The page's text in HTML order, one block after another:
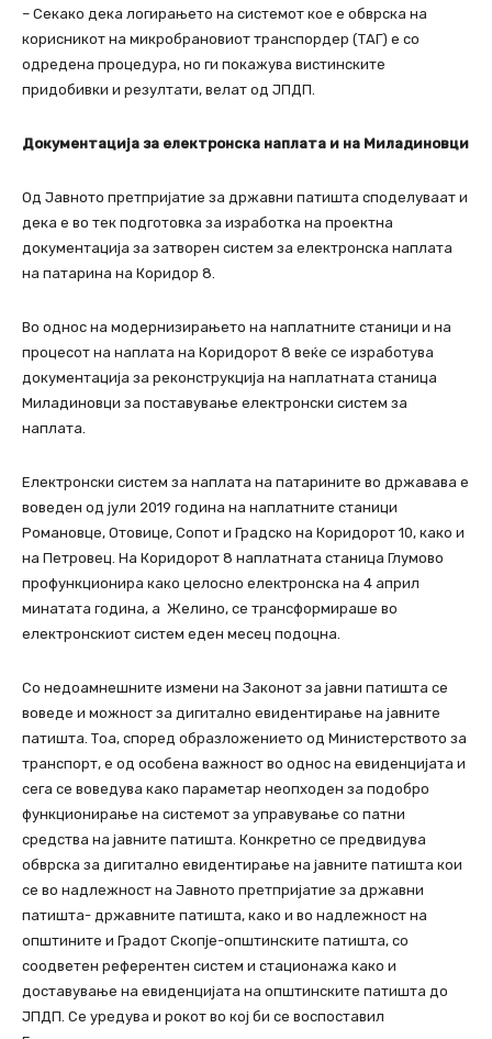
– Секако дека логирањето на системот кое е обврска на
корисникот на микробрановиот транспордер (ТАГ) е со
одредена процедура, но ги покажува вистинските
придобивки и резултати, велат од ЈПДП.
Документација за електронска наплата и на Миладиновци
Од Јавното претпријатие за државни патишта споделуваат и
дека е во тек подготовка за изработка на проектна
документација за затворен систем за електронска наплата
на патарина на Коридор 8.
Во однос на модернизирањето на наплатните станици и на
процесот на наплата на Коридорот 8 веќе се изработува
документација за реконструкција на наплатната станица
Миладиновци за поставување електронски систем за
наплата.
Електронски систем за наплата на патарините во државава е
воведен од јули 2019 година на наплатните станици
Романовце, Отовице, Сопот и Градско на Коридорот 10, како и
на Петровец. На Коридорот 8 наплатната станица Глумово
профункционира како целосно електронска на 4 април
минатата година, а Желино, се трансформираше во
електронскиот систем еден месец подоцна.
Со недоамнешните измени на Законот за јавни патишта се
воведе и можност за дигитално евидентирање на јавните
патишта. Тоа, според образложението од Министерството за
транспорт, е од особена важност во однос на евиденцијата и
сега се воведува како параметар неопходен за подобро
функционирање на системот за управување со патни
средства на јавните патишта. Конкретно се предвидува
обврска за дигитално евидентирање на јавните патишта кои
се во надлежност на Јавното претпријатие за државни
патишта- државните патишта, како и во надлежност на
општините и Градот Скопје-општинските патишта, со
соодветен референтен систем и стационажа како и
доставување на евиденцијата на општинските патишта до
ЈПДП. Се уредува и рокот во кој би се воспоставил